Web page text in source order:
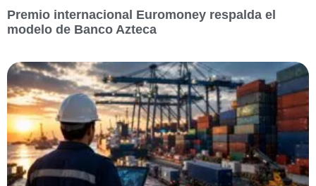
Premio internacional Euromoney respalda el
modelo de Banco Azteca